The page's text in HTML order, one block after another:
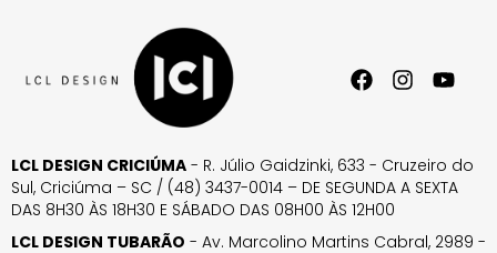
LCL DESIGN CRICIÚMA - R. Júlio Gaidzinki, 633 - Cruzeiro do
Sul, Criciúma – SC / (48) 3437-0014 – DE SEGUNDA A SEXTA
DAS 8H30 ÀS 18H30 E SÁBADO DAS 08H00 ÀS 12H00
LCL DESIGN TUBARÃO - Av. Marcolino Martins Cabral, 2989 -